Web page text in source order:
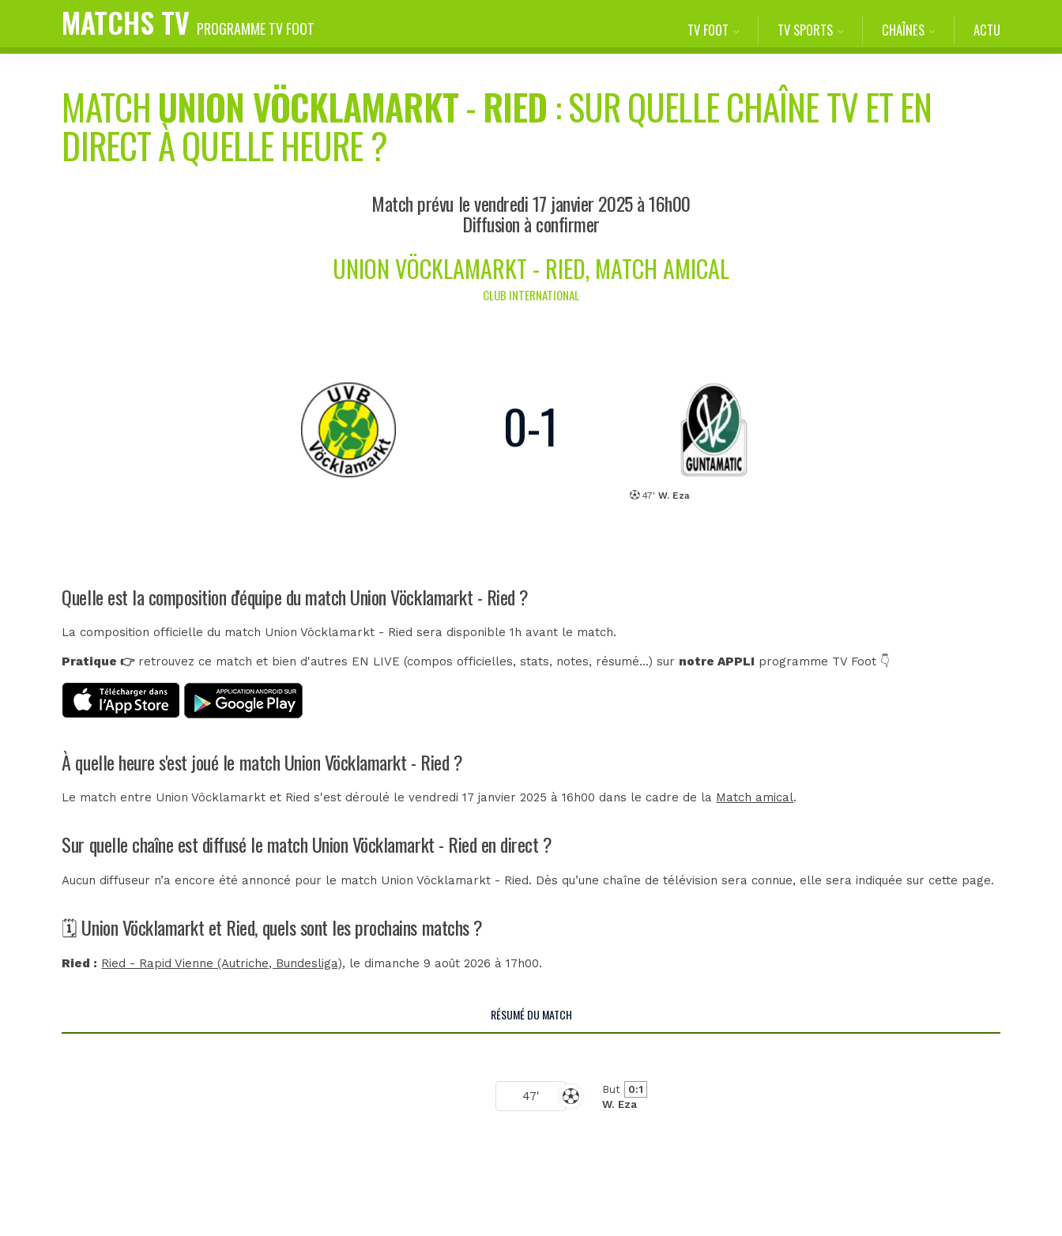
MATCHS TV PROGRAMME TV FOOT TV FOOT TV SPORTS CHAÎNES ACTU
MATCHUNION VÖCKLAMARKT-RIED : SUR QUELLE CHAÎNE TV ET EN
DIRECT À QUELLE HEURE ?
Match prévu le vendredi 17 janvier 2025 à 16h00
Diffusion à confirmer
UNION VÖCKLAMARKT - RIED, MATCH AMICAL
CLUB INTERNATIONAL
0-1
47'W. Eza
Quelle est la composition d'équipe du match Union Vöcklamarkt - Ried ?
La composition officielle du match Union Vöcklamarkt - Ried sera disponible 1h avant le match.
Pratique 👉retrouvez ce match et bien d'autres EN LIVE (compos officielles, stats, notes, résumé...) sur notre APPLI programme TV Foot 👇
À quelle heure s'est joué le match Union Vöcklamarkt - Ried ?
Le match entre Union Vöcklamarkt et Ried s'est déroulé le vendredi 17 janvier 2025 à 16h00 dans le cadre de la Match amical.
Sur quelle chaîne est diffusé le match Union Vöcklamarkt - Ried en direct ?
Aucun diffuseur n’a encore été annoncé pour le match Union Vöcklamarkt - Ried. Dès qu’une chaîne de télévision sera connue, elle sera indiquée sur cette page.
🗓️ Union Vöcklamarkt et Ried, quels sont les prochains matchs ?
Ried : Ried - Rapid Vienne (Autriche, Bundesliga), le dimanche 9 août 2026 à 17h00.
RÉSUMÉ DU MATCH
47' But
0:1
W. Eza